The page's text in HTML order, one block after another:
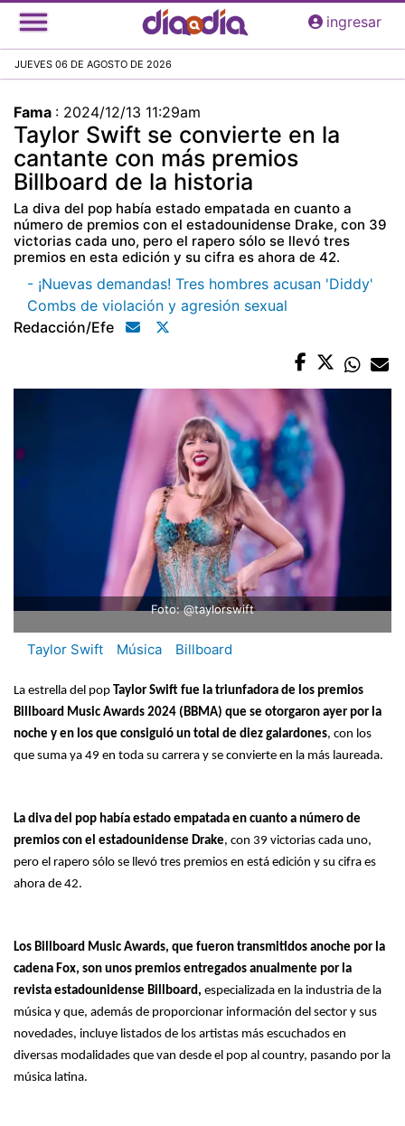
Pasar
al
principal
ingresar
JUEVES 06 DE AGOSTO DE 2026
Fama : 2024/12/13 11:29am
Taylor Swift se convierte en la
cantante con más premios
Billboard de la historia
La diva del pop había estado empatada en cuanto a
número de premios con el estadounidense Drake, con 39
victorias cada uno, pero el rapero sólo se llevó tres
premios en esta edición y su cifra es ahora de 42.
- ¡Nuevas demandas! Tres hombres acusan 'Diddy'
Combs de violación y agresión sexual
Redacción/efe
Foto: @taylorswift
Taylor Swift Música Billboard
La estrella del pop Taylor Swift fue la triunfadora de los premios
Billboard Music Awards 2024 (BBMA) que se otorgaron ayer por la
noche y en los que consiguió un total de diez galardones, con los
que suma ya 49 en toda su carrera y se convierte en la más laureada.
La diva del pop había estado empatada en cuanto a número de
premios con el estadounidense Drake, con 39 victorias cada uno,
pero el rapero sólo se llevó tres premios en está edición y su cifra es
ahora de 42.
Los Billboard Music Awards, que fueron transmitidos anoche por la
cadena Fox, son unos premios entregados anualmente por la
revista estadounidense Billboard, especializada en la industria de la
música y que, además de proporcionar información del sector y sus
novedades, incluye listados de los artistas más escuchados en
diversas modalidades que van desde el pop al country, pasando por la
música latina.